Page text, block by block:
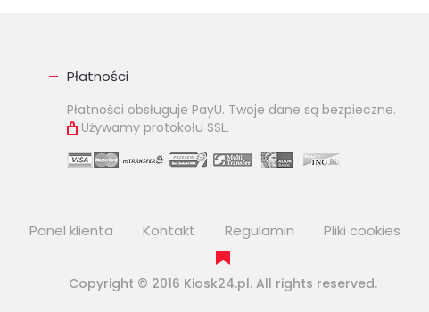
Płatności
Płatności obsługuje PayU. Twoje dane są bezpieczne.
Używamy protokołu SSL.
Panel klienta Kontakt Regulamin Pliki cookies
Copyright © 2016 Kiosk24.pl. All rights reserved.